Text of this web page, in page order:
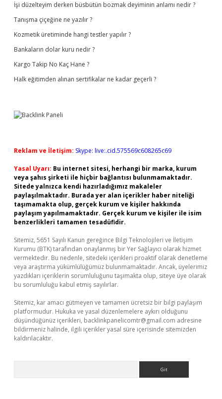
İşi düzelteyim derken büsbütün bozmak deyiminin anlamı nedir ?
Tanışma çiçeğine ne yazılır ?
Kozmetik üretiminde hangi testler yapılır ?
Bankaların dolar kuru nedir ?
Kargo Takip No Kaç Hane ?
Halk eğitimden alınan sertifikalar ne kadar geçerli ?
Reklam ve İletişim: Skype: live:.cid.575569c608265c69
Yasal Uyarı: Bu internet sitesi, herhangi bir marka, kurum
veya şahıs şirketi ile hiçbir bağlantısı bulunmamaktadır.
Sitede yalnızca kendi hazırladığımız makaleler
paylaşılmaktadır. Burada yer alan içerikler haber niteliği
taşımamakta olup, gerçek kurum ve kişiler hakkında
paylaşım yapılmamaktadır. Gerçek kurum ve kişiler ile isim
benzerlikleri tamamen tesadüfidir.
Sitemiz, 5651 Sayılı Kanun gereğince Bilgi Teknolojileri ve İletişim
Kurumu (BTK) tarafından onaylanmış bir Yer Sağlayıcı olarak hizmet
vermektedir. Bu nedenle, sitedeki içerikleri proaktif olarak denetleme
veya araştırma yükümlülüğümüz bulunmamaktadır. Ancak, üyelerimiz
yazdıkları içeriklerin sorumluluğunu taşımakta olup, siteye üye olarak
bu sorumluluğu kabul etmiş sayılırlar.
Sitemiz, kar amacı gütmeyen ve tamamen ücretsiz bir bilgi paylaşım
platformudur. Hukuka ve yasal düzenlemelere aykırı olduğunu
düşündüğünüz içerikleri, backlinkpanelicomtr@gmail.com adresine
bildirmeniz halinde, ilgili içerikler yasal süre içerisinde sitemizden
kaldırılacaktır.